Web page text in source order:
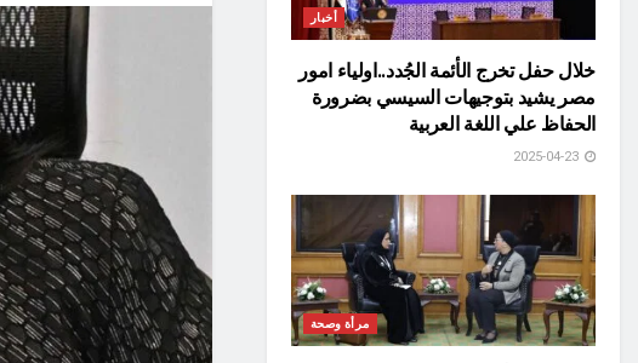
أخبار
خلال حفل تخرج الأئمة الجُدد..اولياء امور
مصر يشيد بتوجيهات السيسي بضرورة
الحفاظ علي اللغة العربية
مرأة وصحة